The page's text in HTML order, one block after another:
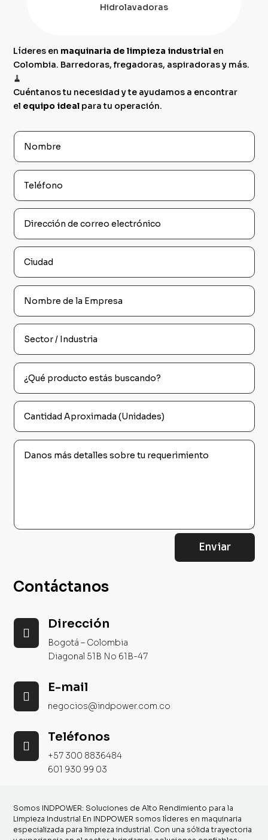
Hidrolavadoras
Líderes en maquinaria de limpieza industrial en
Colombia. Barredoras, fregadoras, aspiradoras y más.
🧹
Cuéntanos tu necesidad y te ayudamos a encontrar
el equipo ideal para tu operación.
Enviar
Contáctanos

Dirección
Bogotá – Colombia
Diagonal 51B No 61B-47

E-mail
negocios@indpower.com.co

Teléfonos
+57 300 8836484
601 930 99 03
Somos INDPOWER: Soluciones de Alto Rendimiento para la
Limpieza Industrial En INDPOWER somos líderes en maquinaria
especializada para limpieza industrial. Con una sólida trayectoria